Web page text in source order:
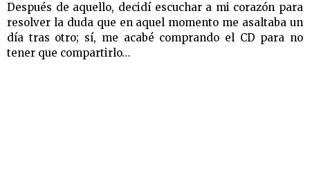
Después de aquello, decidí escuchar a mi corazón para
resolver la duda que en aquel momento me asaltaba un
día tras otro; sí, me acabé comprando el CD para no
tener que compartirlo…